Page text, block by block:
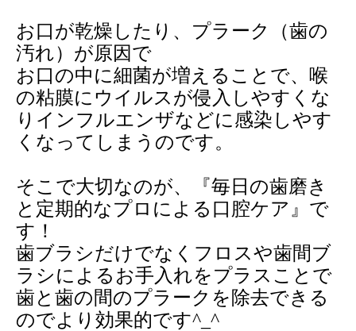
自費治療価格表
採用情報
なんでも聞いてね無料相談メール
お口が乾燥したり、プラーク（歯の
汚れ）が原因で
お口の中に細菌が増えることで、喉
の粘膜にウイルスが侵入しやすくな
りインフルエンザなどに感染しやす
くなってしまうのです。
そこで大切なのが、『毎日の歯磨き
と定期的なプロによる口腔ケア』で
す！
歯ブラシだけでなくフロスや歯間ブ
ラシによるお手入れをプラスことで
歯と歯の間のプラークを除去できる
のでより効果的です^_^